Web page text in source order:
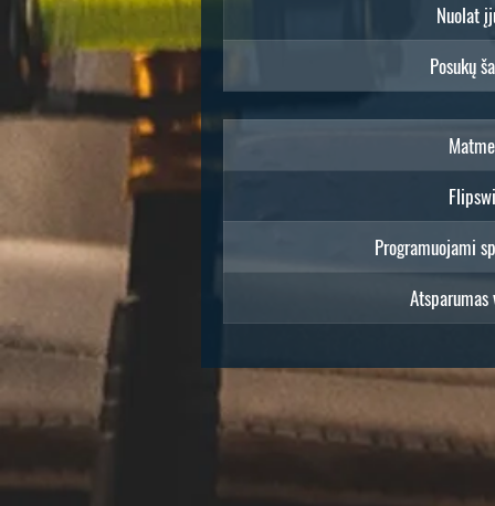
Nuolat
Posukų
Programuojami
Atsparumas